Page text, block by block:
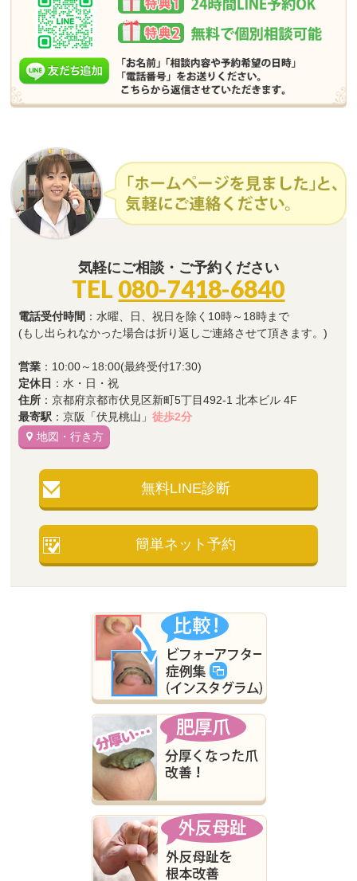
気軽にご相談・ご予約ください
TEL 080-7418-6840
電話受付時間 ：水曜、日、祝日を除く10時～18時まで
(もし出られなかった場合は折り返しご連絡させて頂きます。)
営業 ：10:00～18:00(最終受付17:30)
定休日 ：水・日・祝
住所 ：京都府京都市伏見区新町5丁目492-1 北本ビル 4F
最寄駅 ：京阪「伏見桃山」徒歩2分
地図・行き方
無料LINE診断
簡単ネット予約